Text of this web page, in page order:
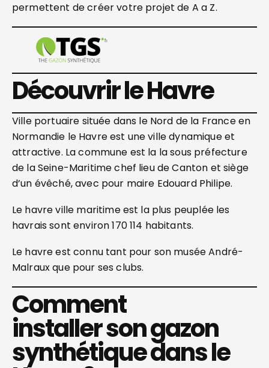
permettent de créer votre projet de A a Z.
Découvrir le Havre
Ville portuaire située dans le Nord de la France en
Normandie le Havre est une ville dynamique et
attractive. La commune est la la sous préfecture
de la Seine-Maritime chef lieu de Canton et siège
d’un évêché, avec pour maire Edouard Philipe.
Le havre ville maritime est la plus peuplée les
havrais sont environ 170 114 habitants.
Le havre est connu tant pour son musée André-
Malraux que pour ses clubs.
Comment
installer son gazon
synthétique dans le